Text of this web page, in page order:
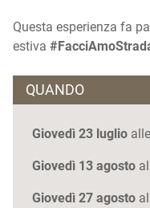
Questa esperienza fa
estiva
QUANDO
Giovedì 23 luglio
Giovedì 13 agosto
Giovedì 27 agosto